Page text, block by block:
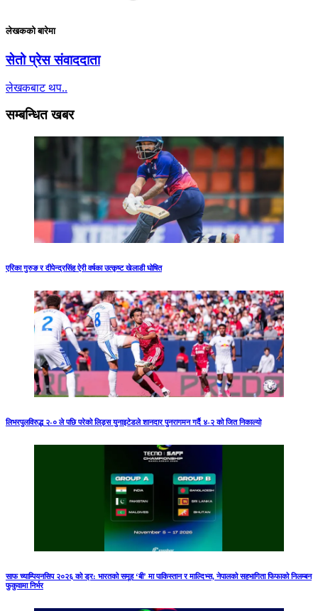
लेखकको बारेमा
सेतो प्रेस संवाददाता
लेखकबाट थप..
सम्बन्धित खबर
एरिका गुरुङ र दीपेन्द्रसिंह ऐरी वर्षका उत्कृष्ट खेलाडी घोषित
लिभरपुलविरुद्ध २-० ले पछि परेको लिड्स युनाइटेडले शानदार पुनरागमन गर्दै ४-२ को जित निकाल्यो
साफ च्याम्पियनसिप २०२६ को ड्र: भारतको समूह ‘बी’ मा पाकिस्तान र माल्दिभ्स, नेपालको सहभागिता फिफाको निलम्बन
फुकुवामा निर्भर